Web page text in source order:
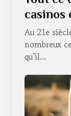
casinos
lancer
Au 21e
nombreux
qu’il...